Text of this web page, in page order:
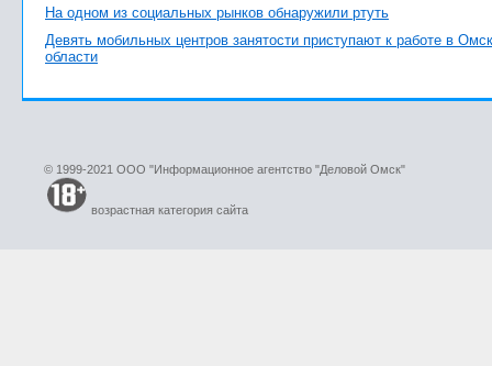
На одном из социальных рынков обнаружили ртуть
Девять мобильных центров занятости приступают к работе в
области
© 1999-2021 ООО "Информационное агентство "Деловой Омск"
возрастная категория сайта